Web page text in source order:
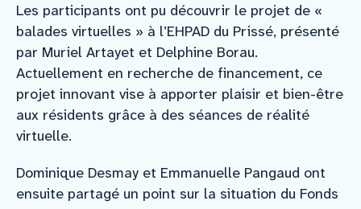
Les participants ont pu découvrir le projet de «
balades virtuelles » à l’EHPAD du Prissé, présenté
par Muriel Artayet et Delphine Borau.
Actuellement en recherche de financement, ce
projet innovant vise à apporter plaisir et bien-être
aux résidents grâce à des séances de réalité
virtuelle.
Dominique Desmay et Emmanuelle Pangaud ont
ensuite partagé un point sur la situation du Fonds